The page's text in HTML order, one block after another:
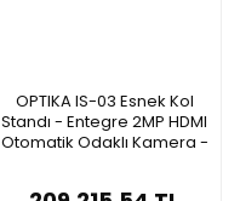
OPTIKA IS-03 Esnek Kol
Standı - Entegre 2MP HDMI
Otomatik Odaklı Kamera -